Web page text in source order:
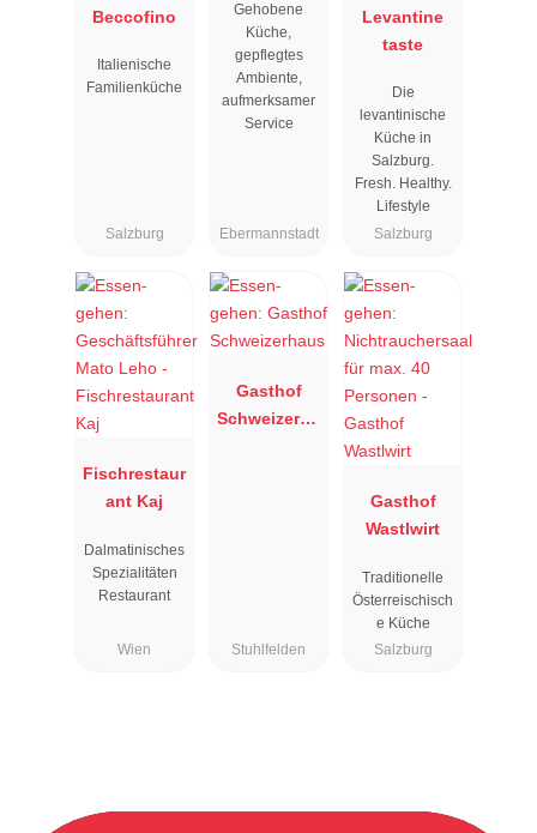
Beccofino
Italienische
Familienküche
Salzburg
"
Gehobene
Küche,
gepflegtes
Ambiente,
aufmerksamer
Service
Ebermannstadt
Levantine
taste
Die
levantinische
Küche in
Salzburg.
Fresh. Healthy.
Lifestyle
Salzburg
Fischrestaur
ant Kaj
Dalmatinisches
Spezialitäten
Restaurant
Wien
Gasthof
Schweizerha
Stuhlfelden
Gasthof
Wastlwirt
Traditionelle
Österreischisch
e Küche
Salzburg